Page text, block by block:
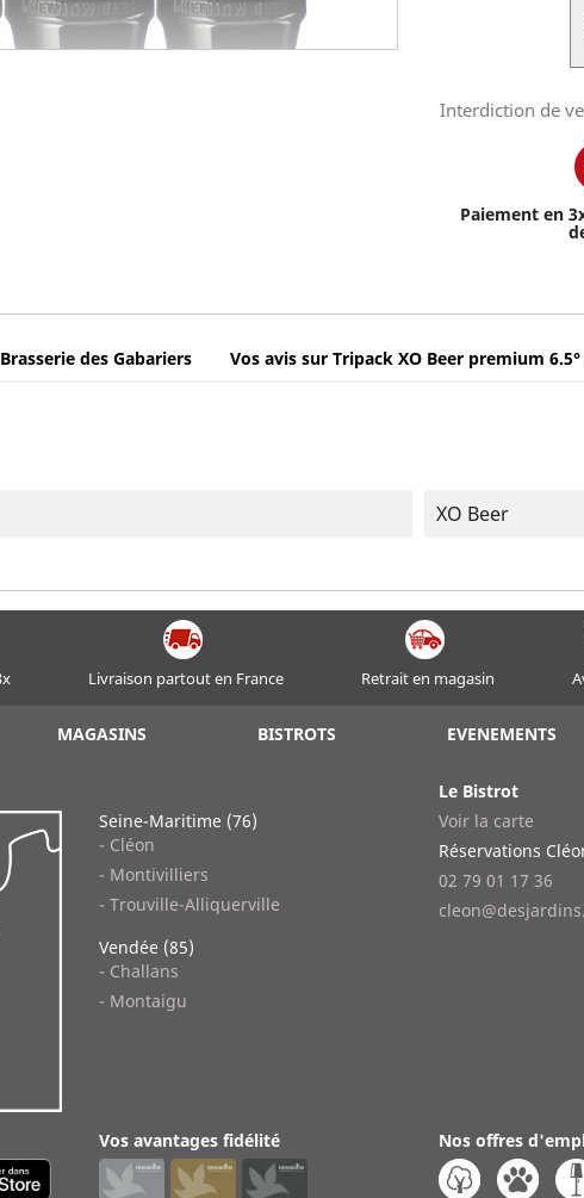
Interdiction de
Paiement en
Brasserie des Gabariers Vos avis sur Tripack XO Beer premium 6.5°
XO Beer
Livraison partout en France Retrait en magasin
MAGASINS BISTROTS EVENEMENTS
Seine-Maritime (76)
- Cléon
- Montivilliers
- Trouville-Alliquerville
Vendée (85)
- Challans
- Montaigu
Le Bistrot
Voir la carte
Réservations
02 79 01 17 36
Vos avantages fidélité Nos offres